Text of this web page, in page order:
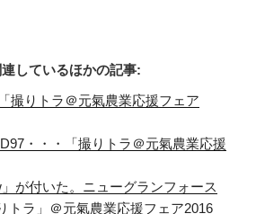
連しているほかの記事:
撮りトラ＠元氣農業応援フェア
・・・「撮りトラ＠元氣農業応援
が付いた。ニューグランフォース
トラ」＠元氣農業応援フェア2016